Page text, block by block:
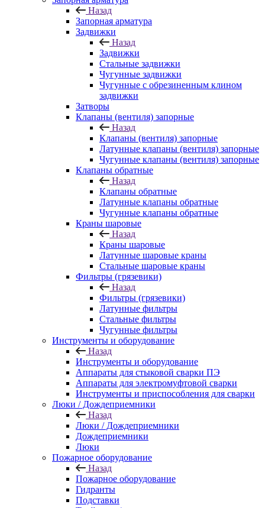
Назад
Запорная арматура
Задвижки
Назад
Задвижки
Стальные задвижки
Чугунные задвижки
Чугунные с обрезиненным клином
задвижки
Затворы
Клапаны (вентиля) запорные
Назад
Клапаны (вентиля) запорные
Латунные клапаны (вентиля) запорные
Чугунные клапаны (вентиля) запорные
Клапаны обратные
Назад
Клапаны обратные
Латунные клапаны обратные
Чугунные клапаны обратные
Краны шаровые
Назад
Краны шаровые
Латунные шаровые краны
Стальные шаровые краны
Фильтры (грязевики)
Назад
Фильтры (грязевики)
Латунные фильтры
Стальные фильтры
Чугунные фильтры
Инструменты и оборудование
Назад
Инструменты и оборудование
Аппараты для стыковой сварки ПЭ
Аппараты для электромуфтовой сварки
Инструменты и приспособления для сварки
Люки / Дождеприемники
Назад
Люки / Дождеприемники
Дождеприемники
Люки
Пожарное оборудование
Назад
Пожарное оборудование
Гидранты
Подставки